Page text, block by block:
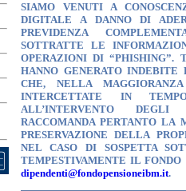
SIAMO VENUTI A
DIGITALE A DANNO DI
PREVIDENZA
SOTTRATTE LE
OPERAZIONI DI “PHISHING”.
HANNO GENERATO INDEBITE
CHE, NELLA
INTERCETTATE IN
ALL’INTERVENTO
RACCOMANDA PERTANTO LA
PRESERVAZIONE DELLA
NEL CASO DI SOSPETTA
TEMPESTIVAMENTE IL
dipendenti@fondopensioneibm.it.